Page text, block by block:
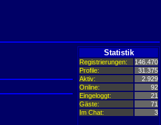
Statistik
Registrierungen:
146.470
Profile:
31.375
Aktiv:
2.929
Online:
92
Eingeloggt:
21
Gäste:
71
Im Chat:
3